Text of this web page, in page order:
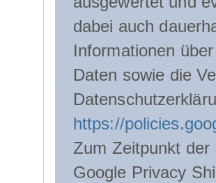
dabei auch
Informationen
Daten sowie die
https://
Zum Zeitpunkt der
Google Privacy